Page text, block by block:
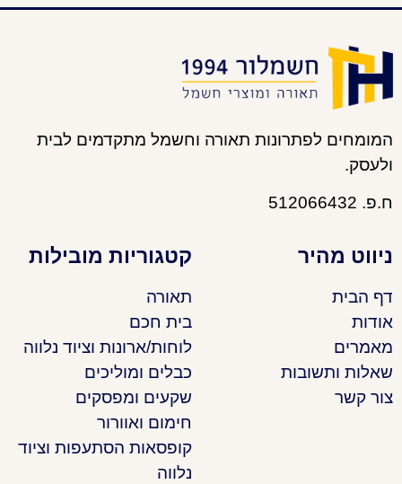
המומחים לפתרונות תאורה וחשמל מתקדמים לבית
ולעסק.
ח.פ. 512066432
ניווט מהיר
דף הבית
אודות
מאמרים
שאלות ותשובות
צור קשר
קטגוריות מובילות
תאורה
בית חכם
לוחות/ארונות וציוד נלווה
כבלים ומוליכים
שקעים ומפסקים
חימום ואוורור
קופסאות הסתעפות וציוד
נלווה